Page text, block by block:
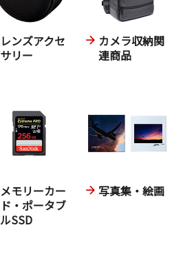
レンズアクセ
サリー
カメラ収納関
連商品
メモリーカー
ド・ポータブ
ルSSD
写真集・絵画